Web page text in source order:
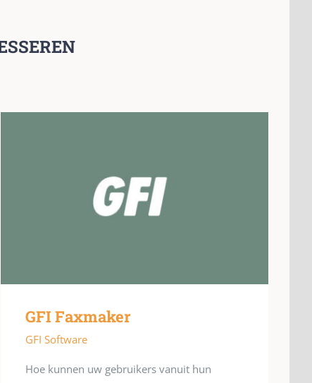
GFI Faxmaker
GFI Software
Hoe kunnen uw gebruikers vanuit hun